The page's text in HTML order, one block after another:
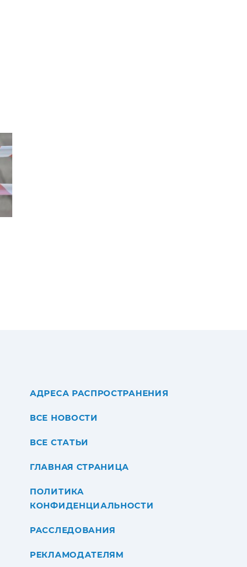
АДРЕСА РАСПРОСТРАНЕНИЯ
ВСЕ НОВОСТИ
ВСЕ СТАТЬИ
ГЛАВНАЯ СТРАНИЦА
ПОЛИТИКА
КОНФИДЕНЦИАЛЬНОСТИ
РАССЛЕДОВАНИЯ
РЕКЛАМОДАТЕЛЯМ